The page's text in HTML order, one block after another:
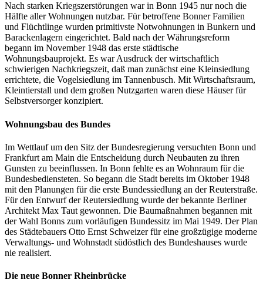
Nach starken Kriegszerstörungen war in Bonn 1945 nur noch die
Hälfte aller Wohnungen nutzbar. Für betroffene Bonner Familien
und Flüchtlinge wurden primitivste Notwohnungen in Bunkern und
Barackenlagern eingerichtet. Bald nach der Währungsreform
begann im November 1948 das erste städtische
Wohnungsbauprojekt. Es war Ausdruck der wirtschaftlich
schwierigen Nachkriegszeit, daß man zunächst eine Kleinsiedlung
errichtete, die Vogelsiedlung im Tannenbusch. Mit Wirtschaftsraum,
Kleintierstall und dem großen Nutzgarten waren diese Häuser für
Selbstversorger konzipiert.
Wohnungsbau des Bundes
Im Wettlauf um den Sitz der Bundesregierung versuchten Bonn und
Frankfurt am Main die Entscheidung durch Neubauten zu ihren
Gunsten zu beeinflussen. In Bonn fehlte es an Wohnraum für die
Bundesbediensteten. So begann die Stadt bereits im Oktober 1948
mit den Planungen für die erste Bundessiedlung an der Reuterstraße.
Für den Entwurf der Reutersiedlung wurde der bekannte Berliner
Architekt Max Taut gewonnen. Die Baumaßnahmen begannen mit
der Wahl Bonns zum vorläufigen Bundessitz im Mai 1949. Der Plan
des Städtebauers Otto Ernst Schweizer für eine großzügige moderne
Verwaltungs- und Wohnstadt südöstlich des Bundeshauses wurde
nie realisiert.
Die neue Bonner Rheinbrücke